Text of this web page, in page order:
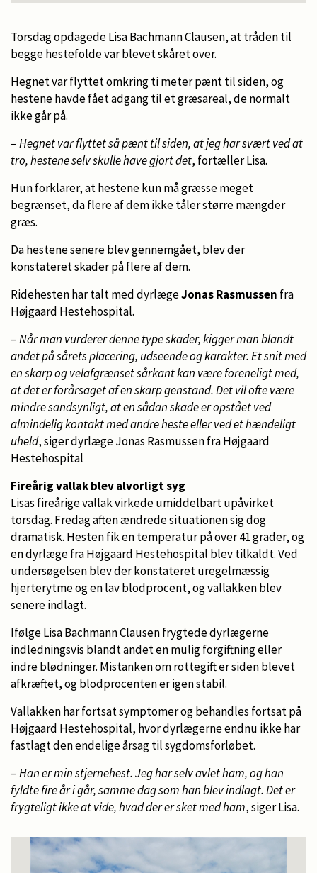
Torsdag opdagede Lisa Bachmann Clausen, at tråden til
begge hestefolde var blevet skåret over.
Hegnet var flyttet omkring ti meter pænt til siden, og
hestene havde fået adgang til et græsareal, de normalt
ikke går på.
–Hegnet var flyttet så pænt til siden, at jeg har svært ved at
tro, hestene selv skulle have gjort det, fortæller Lisa.
Hun forklarer, at hestene kun må græsse meget
begrænset, da flere af dem ikke tåler større mængder
græs.
Da hestene senere blev gennemgået, blev der
konstateret skader på flere af dem.
Ridehesten har talt med dyrlægeJonas Rasmussen fra
Højgaard Hestehospital.
–Når man vurderer denne type skader, kigger man blandt
andet på sårets placering, udseende og karakter. Et snit med
en skarp og velafgrænset sårkant kan være foreneligt med,
at det er forårsaget af en skarp genstand. Det vil ofte være
mindre sandsynligt, at en sådan skade er opstået ved
almindelig kontakt med andre heste eller ved et hændeligt
uheld, siger dyrlæge Jonas Rasmussen fra Højgaard
Hestehospital
Fireårig vallak blev alvorligt syg
Lisas fireårige vallak virkede umiddelbart upåvirket
torsdag. Fredag aften ændrede situationen sig dog
dramatisk. Hesten fik en temperatur på over 41 grader, og
en dyrlæge fra Højgaard Hestehospital blev tilkaldt. Ved
undersøgelsen blev der konstateret uregelmæssig
hjerterytme og en lav blodprocent, og vallakken blev
senere indlagt.
Ifølge Lisa Bachmann Clausen frygtede dyrlægerne
indledningsvis blandt andet en mulig forgiftning eller
indre blødninger. Mistanken om rottegift er siden blevet
afkræftet, og blodprocenten er igen stabil.
Vallakken har fortsat symptomer og behandles fortsat på
Højgaard Hestehospital, hvor dyrlægerne endnu ikke har
fastlagt den endelige årsag til sygdomsforløbet.
–Han er min stjernehest. Jeg har selv avlet ham, og han
fyldte fire år i går, samme dag som han blev indlagt. Det er
frygteligt ikke at vide, hvad der er sket med ham, siger Lisa.